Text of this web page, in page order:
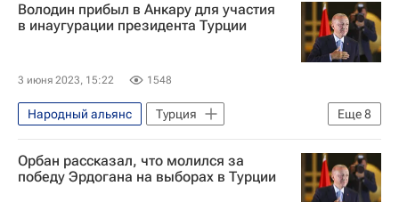
Володин прибыл в Анкару для участия
в инаугурации президента Турции
3 июня 2023, 15:22 1548
Еще8
Народный альянс
Турция
Реджеп Тайип Эрдоган
Вячеслав Володин
Россия
Орбан рассказал, что молился за
победу Эрдогана на выборах в Турции